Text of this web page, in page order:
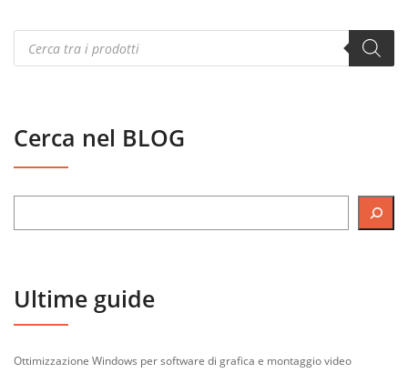
Products
search
Cerca nel BLOG
Ultime guide
Ottimizzazione Windows per software di grafica e montaggio video